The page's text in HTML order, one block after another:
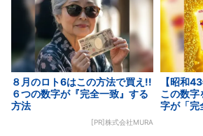
８月のロト6はこの方法で買え!!
６つの数字が『完全一致』する
方法
[PR]株式会社MURA
【昭和
この数字
字が「完